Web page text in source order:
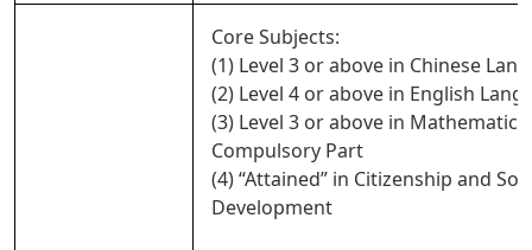
Core Subjects:
(1) Level 3 or above in Chinese
(2) Level 4 or above in English
(3) Level 3 or above in Mathematics
Compulsory Part
(4) “Attained” in Citizenship and
Development